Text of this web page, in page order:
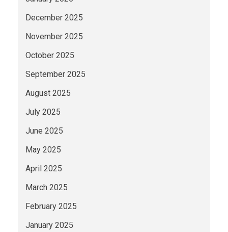
December 2025
November 2025
October 2025
September 2025
August 2025
July 2025
June 2025
May 2025
April 2025
March 2025
February 2025
January 2025